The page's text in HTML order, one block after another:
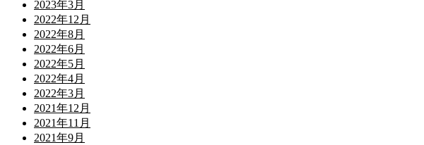
2023年3月
2022年12月
2022年8月
2022年6月
2022年5月
2022年4月
2022年3月
2021年12月
2021年11月
2021年9月